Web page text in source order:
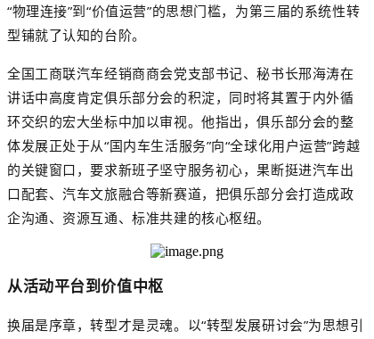
“物理连接”到“价值运营”的思想门槛，为第三届的系统性转
型铺就了认知的台阶。
全国工商联汽车经销商商会党支部书记、秘书长邢海涛在
讲话中高度肯定俱乐部分会的积淀，同时将其置于内外循
环交织的宏大坐标中加以审视。他指出，俱乐部分会的整
体发展正处于从“国内车生活服务”向“全球化用户运营”跨越
的关键窗口，要求新班子坚守服务初心，果断挺进汽车出
口配套、汽车文旅融合等新赛道，把俱乐部分会打造成政
企沟通、资源互通、标准共建的核心枢纽。
从活动平台到价值中枢
换届是序章，转型才是灵魂。以“转型发展研讨会”为思想引